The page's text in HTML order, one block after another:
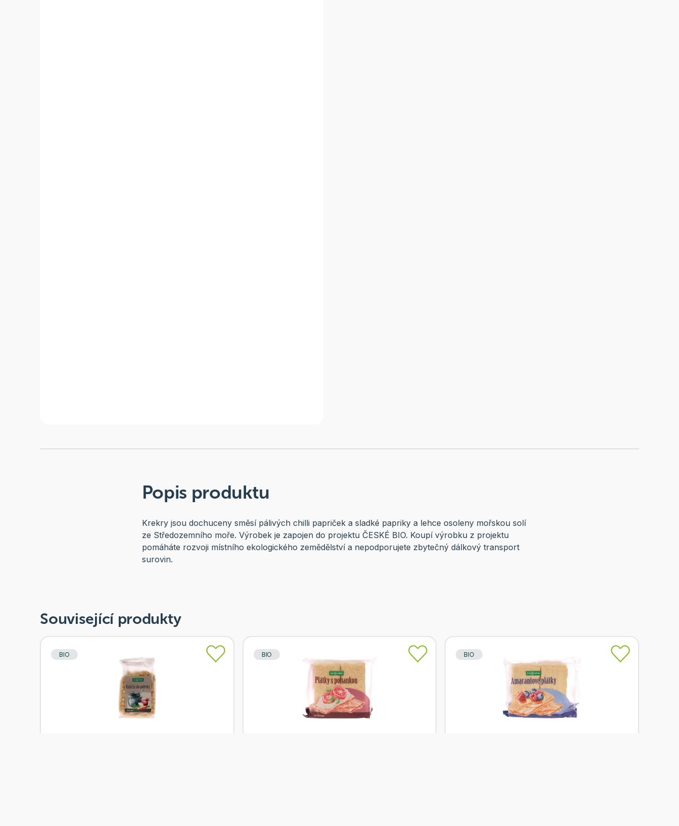
Popis produktu
Krekry jsou dochuceny směsí pálivých chilli papriček a sladké papriky a lehce osoleny mořskou solí
ze Středozemního moře. Výrobek je zapojen do projektu ČESKÉ BIO. Koupí výrobku z projektu
pomáháte rozvoji místního ekologického zemědělství a nepodporujete zbytečný dálkový transport
surovin.
Související produkty
BIO BIO BIO